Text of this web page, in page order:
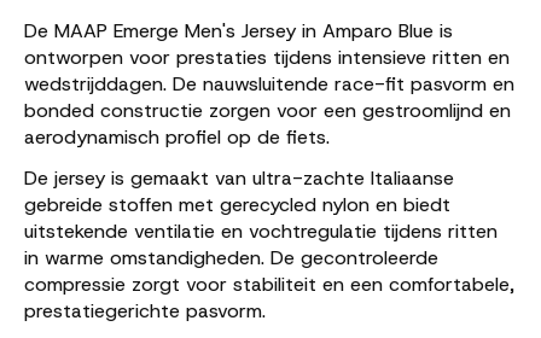
De MAAP Emerge Men's Jersey in Amparo Blue is
ontworpen voor prestaties tijdens intensieve ritten en
wedstrijddagen. De nauwsluitende race-fit pasvorm en
bonded constructie zorgen voor een gestroomlijnd en
aerodynamisch profiel op de fiets.
De jersey is gemaakt van ultra-zachte Italiaanse
gebreide stoffen met gerecycled nylon en biedt
uitstekende ventilatie en vochtregulatie tijdens ritten
in warme omstandigheden. De gecontroleerde
compressie zorgt voor stabiliteit en een comfortabele,
prestatiegerichte pasvorm.